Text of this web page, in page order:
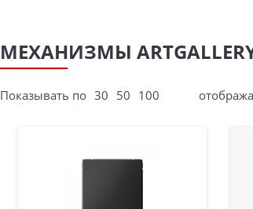
МЕХАНИЗМЫ ARTGALLERY
Показывать по 30 50 100